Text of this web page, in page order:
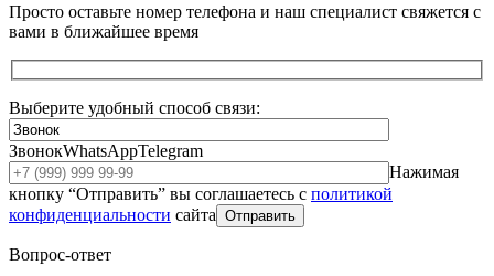
Просто оставьте номер телефона и наш специалист свяжется с
вами в ближайшее время
Выберите удобный способ связи:
ЗвонокWhatsAppTelegram
Нажимая
кнопку “Отправить” вы соглашаетесь с политикой
конфиденциальности сайта Отправить
Вопрос-ответ